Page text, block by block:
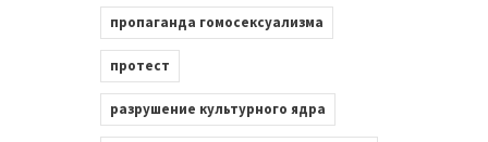
пропаганда гомосексуализма
протест
разрушение культурного ядра